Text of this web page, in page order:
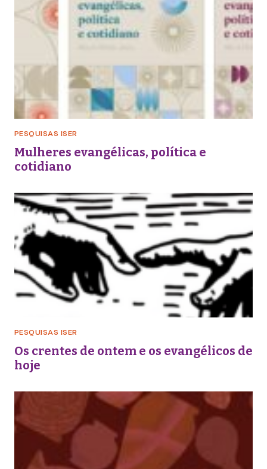
PESQUISAS ISER
Mulheres evangélicas, política e
cotidiano
PESQUISAS ISER
Os crentes de ontem e os evangélicos de
hoje